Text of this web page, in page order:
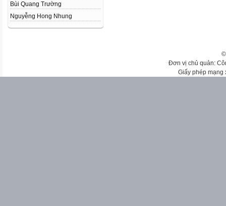
Bùi Quang Trường
Nguyễng Hong Nhung
Đơn vị chủ quản:
Giấy phép mạng